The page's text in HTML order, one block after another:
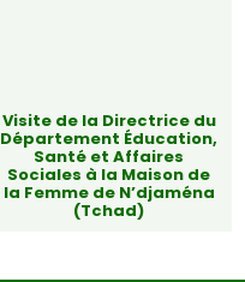
Visite de la Directrice du
Département Éducation,
Santé et Affaires
Sociales à la Maison de
la Femme de N’djaména
(Tchad)